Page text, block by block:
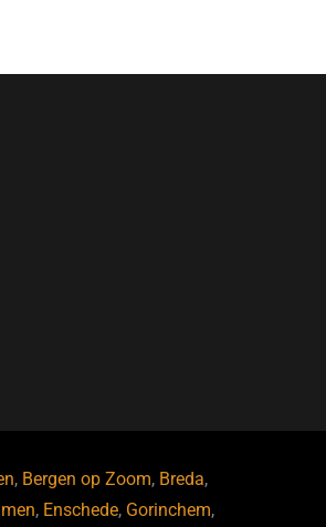
, Bergen op Zoom, Breda,
, Enschede, Gorinchem,